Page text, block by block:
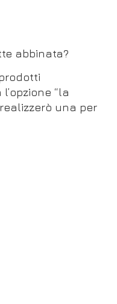
abbinata?
“la
una per